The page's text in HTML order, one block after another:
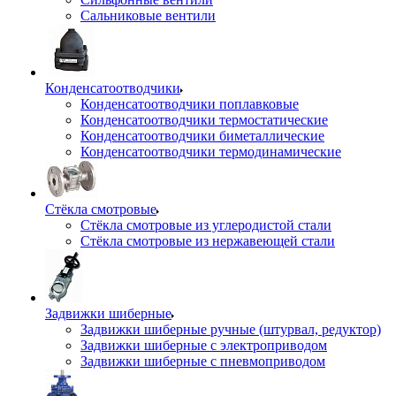
Сальниковые вентили
Конденсатоотводчики
Конденсатоотводчики поплавковые
Конденсатоотводчики термостатические
Конденсатоотводчики биметаллические
Конденсатоотводчики термодинамические
Стёкла смотровые
Стёкла смотровые из углеродистой стали
Стёкла смотровые из нержавеющей стали
Задвижки шиберные
Задвижки шиберные ручные (штурвал, редуктор)
Задвижки шиберные с электроприводом
Задвижки шиберные с пневмоприводом